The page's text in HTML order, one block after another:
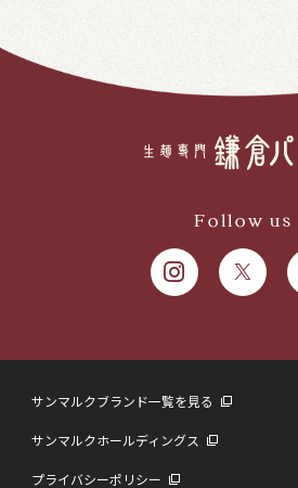
Follow us
サンマルクブランド一覧を見る
サンマルクホールディングス
プライバシーポリシー